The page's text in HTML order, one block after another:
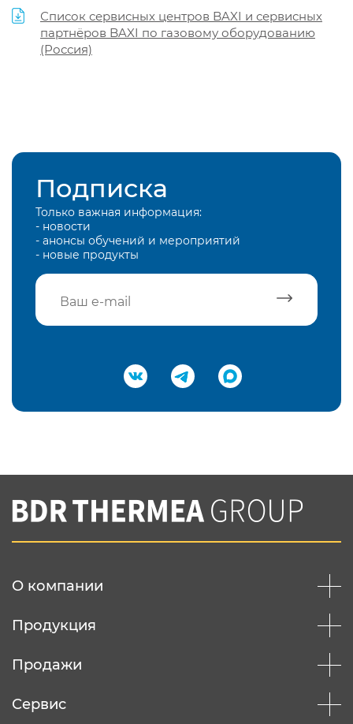
Список сервисных центров BAXI и сервисных
партнёров BAXI по газовому оборудованию
(Россия)
Подписка
Только важная информация:
- новости
- анонсы обучений и мероприятий
- новые продукты
Подтвердить e-mail
Вы соглашаетесь с нашей политикой
конфеденциальности
О компании
Продукция
Продажи
Сервис